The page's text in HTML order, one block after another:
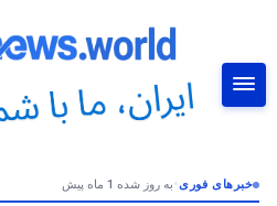
خبرهای فوری•به روز شده 1 ماه پیش